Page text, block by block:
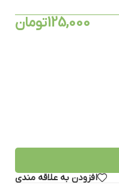
125,000تومان
افزودن به علاقه مندی